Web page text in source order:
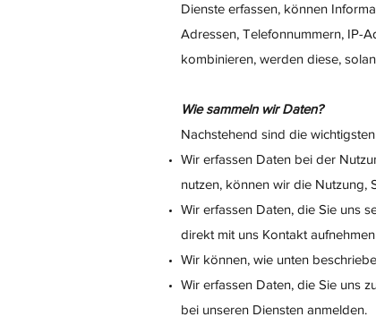
Dienste erfassen, können
Adressen, Telefonnummern, IP-
kombinieren, werden diese,
Wie sammeln wir Daten?
Nachstehend sind die
Wir erfassen Daten bei der
nutzen, können wir die Nutzung,
Wir erfassen Daten, die Sie uns
direkt mit uns Kontakt
Wir können, wie unten
Wir erfassen Daten, die Sie uns
bei unseren Diensten anmelden.